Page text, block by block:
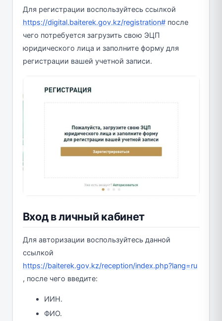
Для регистрации воспользуйтесь ссылкой
https://digital.baiterek.gov.kz/registration#после
чего потребуется загрузить свою ЭЦП
юридического лица и заполните форму для
регистрации вашей учетной записи.
Вход в личный кабинет
Для авторизации воспользуйтесь данной
ссылкой
https://baiterek.gov.kz/reception/index.php?lang=ru
, после чего введите:
ИИН.
ФИО.